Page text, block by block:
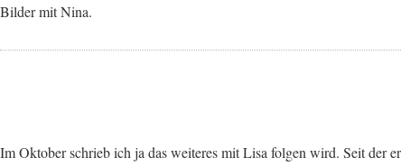
Bilder mit Nina.
Im Oktober schrieb ich ja das weiteres mit Lisa folgen wird. Seit der